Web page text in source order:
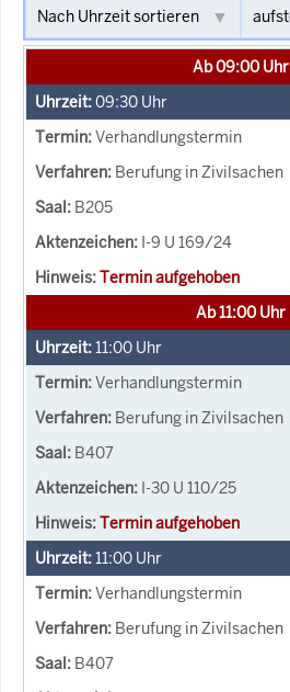
Ab 09:00 Uhr
09:30 Uhr
Verhandlungstermin
Berufung in Zivilsachen
B205
I-9 U 169/24
Termin aufgehoben
Ab 11:00 Uhr
11:00 Uhr
Verhandlungstermin
Berufung in Zivilsachen
B407
I-30 U 110/25
Termin aufgehoben
11:00 Uhr
Verhandlungstermin
Berufung in Zivilsachen
B407